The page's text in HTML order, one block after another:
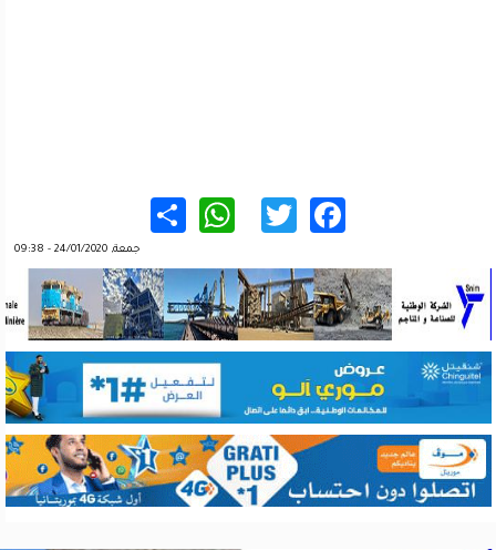
Facebook
Twitter
WhatsApp
جمعة, 24/01/2020 - 09:38